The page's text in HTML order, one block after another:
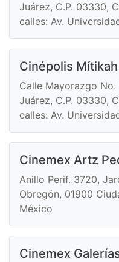
Juárez, C.P. 03330,
calles: Av.
Cinépolis Mítikah
Calle Mayorazgo
Juárez, C.P. 03330,
calles: Av.
Cinemex Artz
Anillo Perif. 3720,
Obregón, 01900
México
Cinemex